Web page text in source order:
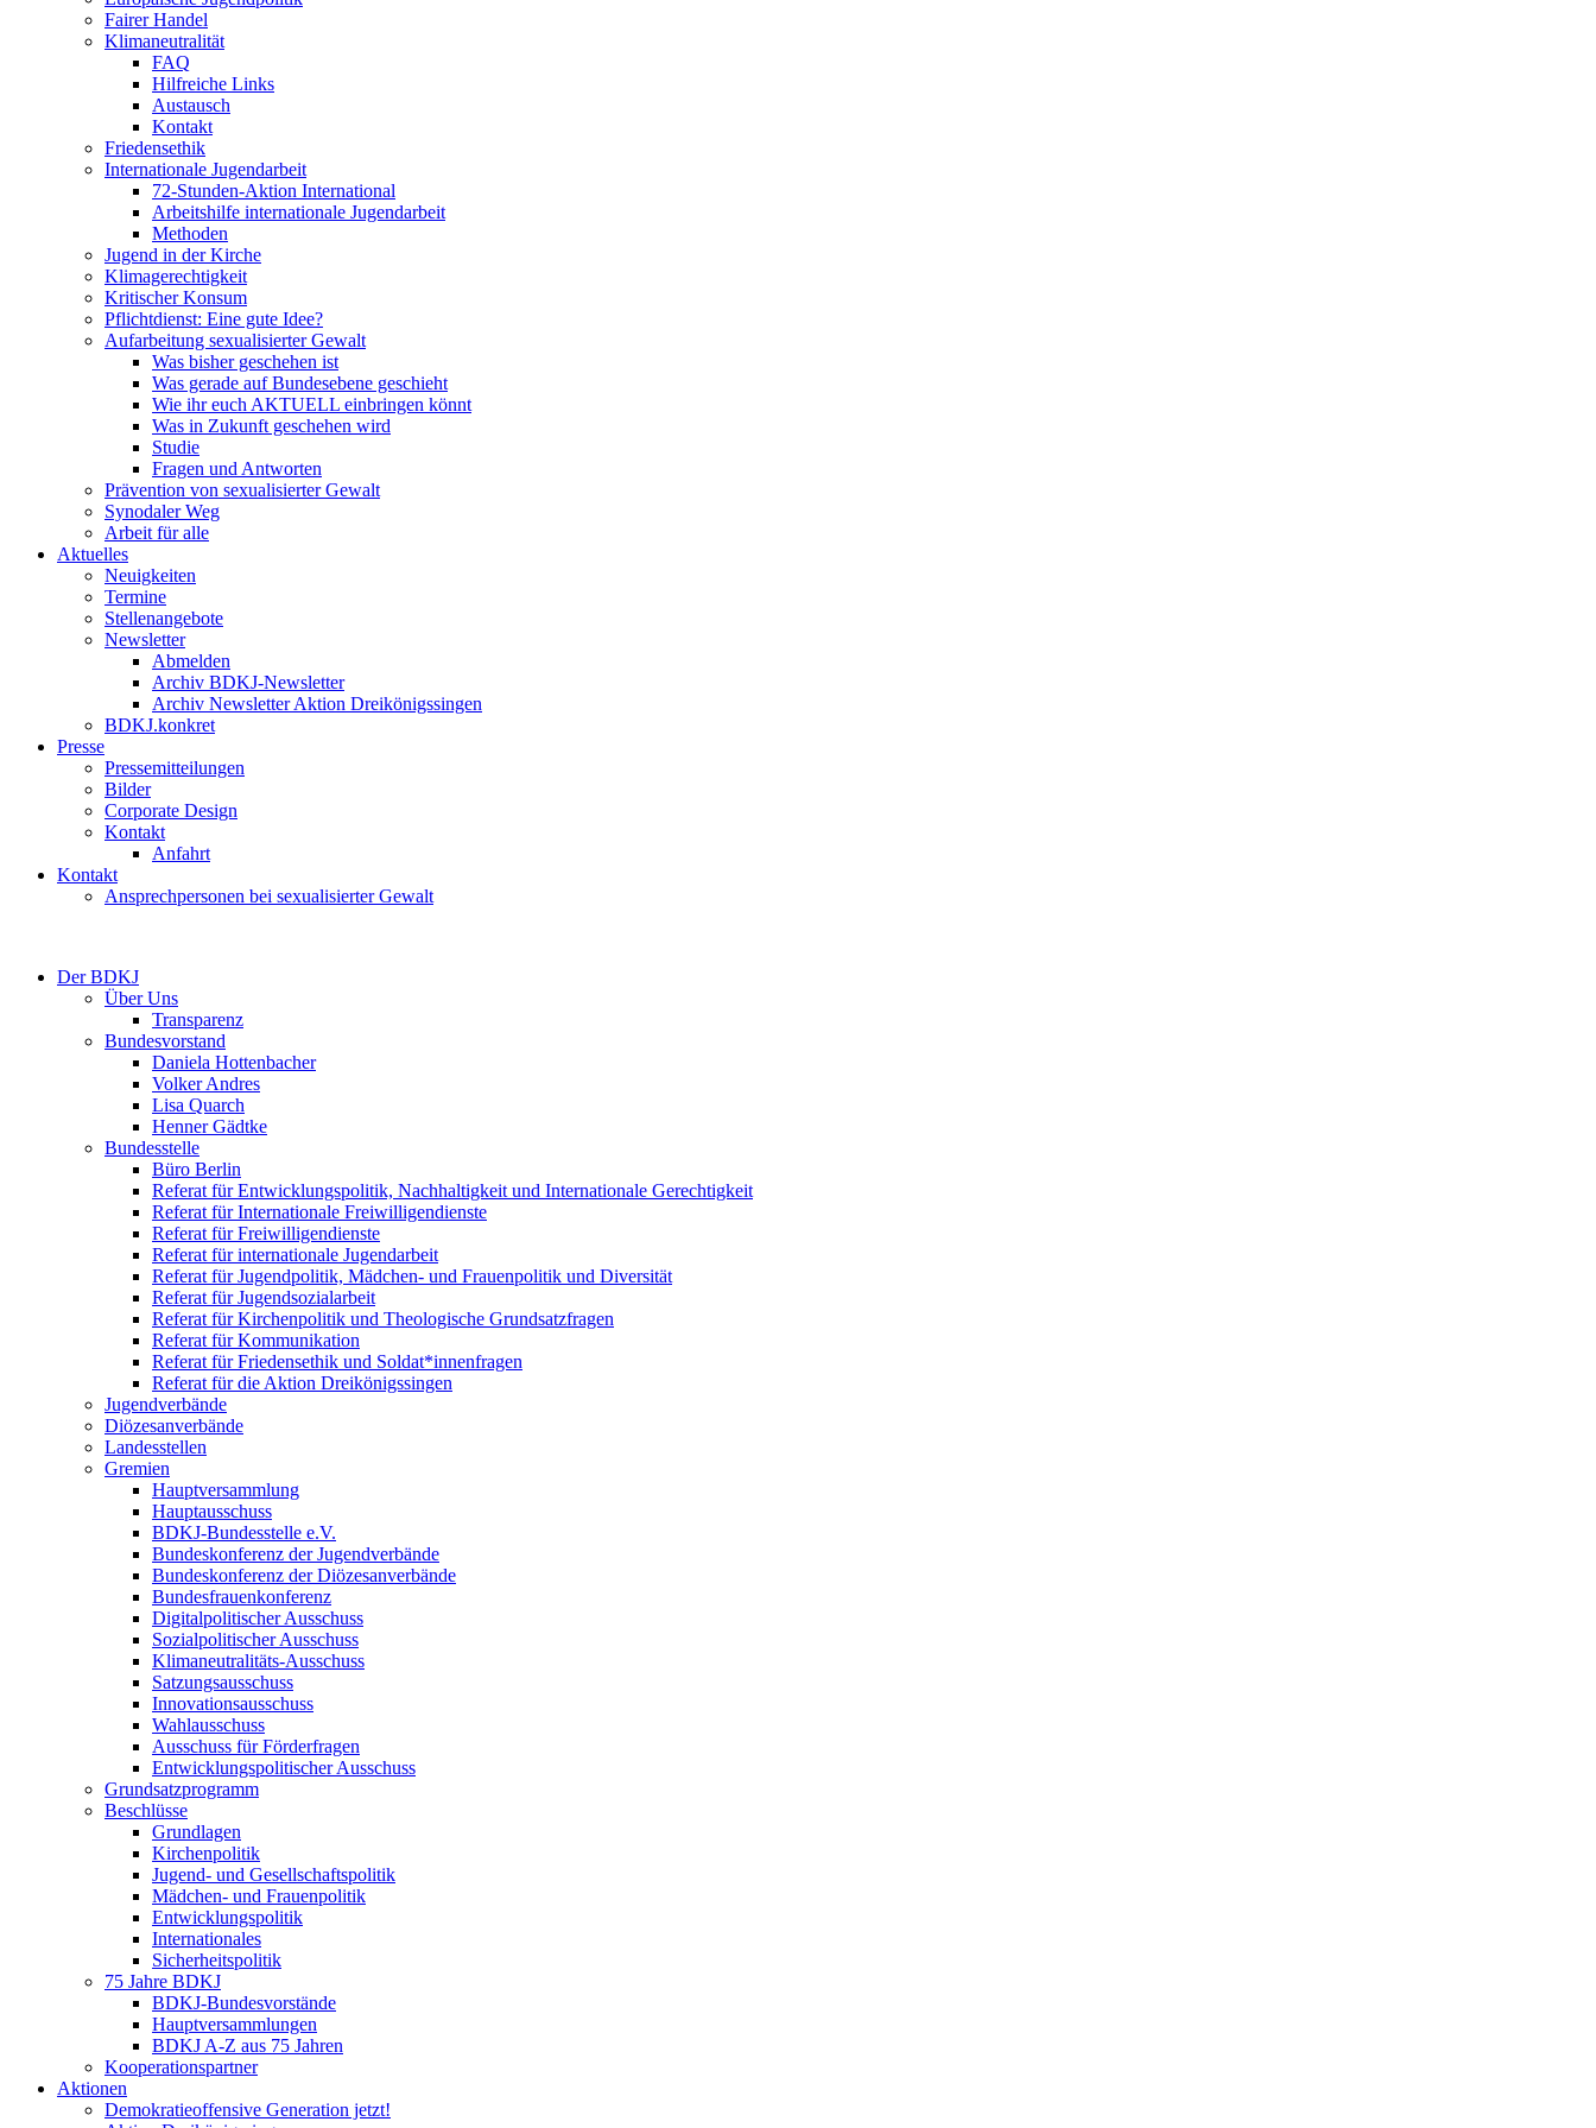
Fairer Handel
Klimaneutralität
FAQ
Hilfreiche Links
Austausch
Kontakt
Friedensethik
Internationale Jugendarbeit
72-Stunden-Aktion International
Arbeitshilfe internationale Jugendarbeit
Methoden
Jugend in der Kirche
Klimagerechtigkeit
Kritischer Konsum
Pflichtdienst: Eine gute Idee?
Aufarbeitung sexualisierter Gewalt
Was bisher geschehen ist
Was gerade auf Bundesebene geschieht
Wie ihr euch AKTUELL einbringen könnt
Was in Zukunft geschehen wird
Studie
Fragen und Antworten
Prävention von sexualisierter Gewalt
Synodaler Weg
Arbeit für alle
Aktuelles
Neuigkeiten
Termine
Stellenangebote
Newsletter
Abmelden
Archiv BDKJ-Newsletter
Archiv Newsletter Aktion Dreikönigssingen
BDKJ.konkret
Presse
Pressemitteilungen
Bilder
Corporate Design
Kontakt
Anfahrt
Kontakt
Ansprechpersonen bei sexualisierter Gewalt
Der BDKJ
Über Uns
Transparenz
Bundesvorstand
Daniela Hottenbacher
Volker Andres
Lisa Quarch
Henner Gädtke
Bundesstelle
Büro Berlin
Referat für Entwicklungspolitik, Nachhaltigkeit und Internationale Gerechtigkeit
Referat für Internationale Freiwilligendienste
Referat für Freiwilligendienste
Referat für internationale Jugendarbeit
Referat für Jugendpolitik, Mädchen- und Frauenpolitik und Diversität
Referat für Jugendsozialarbeit
Referat für Kirchenpolitik und Theologische Grundsatzfragen
Referat für Kommunikation
Referat für Friedensethik und Soldat*innenfragen
Referat für die Aktion Dreikönigssingen
Jugendverbände
Diözesanverbände
Landesstellen
Gremien
Hauptversammlung
Hauptausschuss
BDKJ-Bundesstelle e.V.
Bundeskonferenz der Jugendverbände
Bundeskonferenz der Diözesanverbände
Bundesfrauenkonferenz
Digitalpolitischer Ausschuss
Sozialpolitischer Ausschuss
Klimaneutralitäts-Ausschuss
Satzungsausschuss
Innovationsausschuss
Wahlausschuss
Ausschuss für Förderfragen
Entwicklungspolitischer Ausschuss
Grundsatzprogramm
Beschlüsse
Grundlagen
Kirchenpolitik
Jugend- und Gesellschaftspolitik
Mädchen- und Frauenpolitik
Entwicklungspolitik
Internationales
Sicherheitspolitik
75 Jahre BDKJ
BDKJ-Bundesvorstände
Hauptversammlungen
BDKJ A-Z aus 75 Jahren
Kooperationspartner
Aktionen
Demokratieoffensive Generation jetzt!